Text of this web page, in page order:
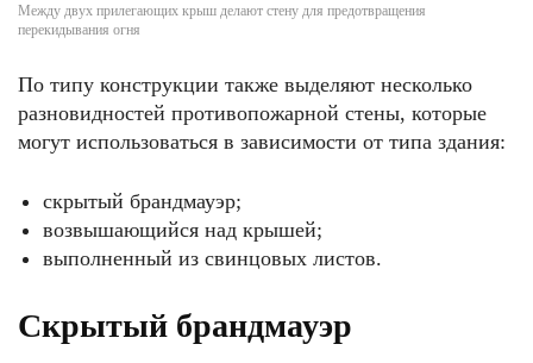
Между двух прилегающих крыш делают стену для предотвращения
перекидывания огня
По типу конструкции также выделяют несколько
разновидностей противопожарной стены, которые
могут использоваться в зависимости от типа здания:
скрытый брандмауэр;
возвышающийся над крышей;
выполненный из свинцовых листов.
Скрытый брандмауэр